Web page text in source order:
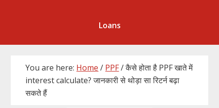
Loans
You are here: Home / PPF/कैसे होता है PPF खाते में
interest calculate? जानकारी से थोड़ा सा रिटर्न बढ़ा
सकते हैं